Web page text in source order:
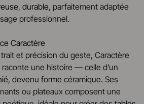
durable, parfaitement adaptée
professionnel.
Caractère
et précision du geste, Caractère
une histoire — celle d’un
, devenu forme céramique. Ses
ou plateaux composent une